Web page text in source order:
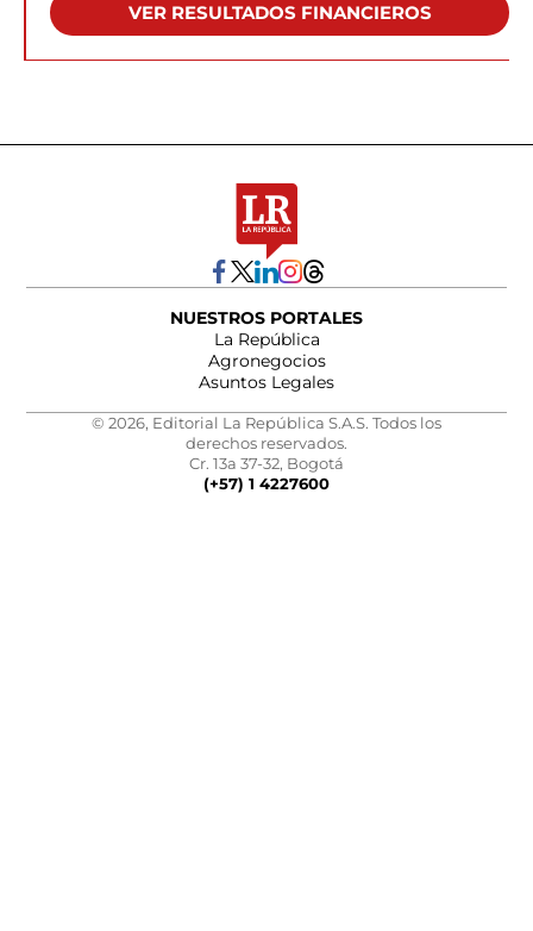
VER RESULTADOS FINANCIEROS
NUESTROS PORTALES
La República
Agronegocios
Asuntos Legales
© 2026, Editorial La República S.A.S. Todos los
derechos reservados.
Cr. 13a 37-32, Bogotá
(+57) 1 4227600